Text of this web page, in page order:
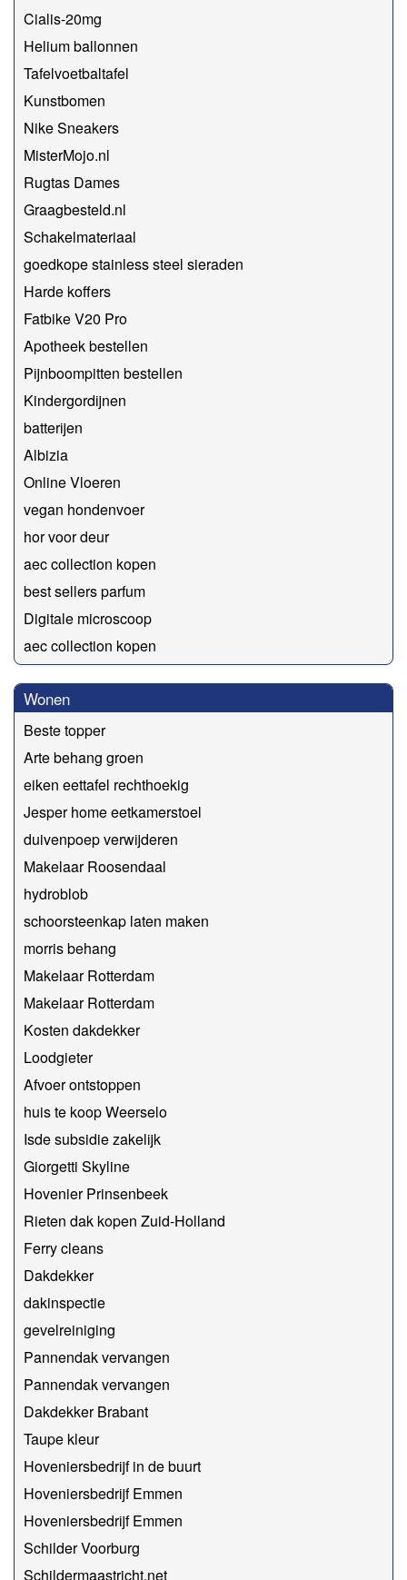
Cialis-20mg
Helium ballonnen
Tafelvoetbaltafel
Kunstbomen
Nike Sneakers
MisterMojo.nl
Rugtas Dames
Graagbesteld.nl
Schakelmateriaal
goedkope stainless steel sieraden
Harde koffers
Fatbike V20 Pro
Apotheek bestellen
Pijnboompitten bestellen
Kindergordijnen
batterijen
Albizia
Online Vloeren
vegan hondenvoer
hor voor deur
aec collection kopen
best sellers parfum
Digitale microscoop
aec collection kopen
Wonen
Beste topper
Arte behang groen
eiken eettafel rechthoekig
Jesper home eetkamerstoel
duivenpoep verwijderen
Makelaar Roosendaal
hydroblob
schoorsteenkap laten maken
morris behang
Makelaar Rotterdam
Makelaar Rotterdam
Kosten dakdekker
Loodgieter
Afvoer ontstoppen
huis te koop Weerselo
Isde subsidie zakelijk
Giorgetti Skyline
Hovenier Prinsenbeek
Rieten dak kopen Zuid-Holland
Ferry cleans
Dakdekker
dakinspectie
gevelreiniging
Pannendak vervangen
Pannendak vervangen
Dakdekker Brabant
Taupe kleur
Hoveniersbedrijf in de buurt
Hoveniersbedrijf Emmen
Hoveniersbedrijf Emmen
Schilder Voorburg
Schildermaastricht.net